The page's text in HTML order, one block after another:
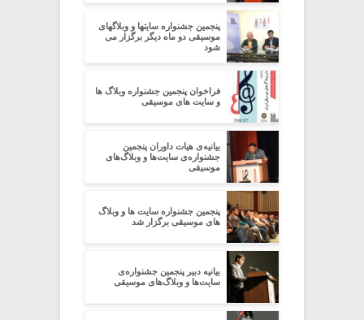
پنجمین جشنواره سایتها و وبلاگهای
موسیقی دو ماه دیگر برگزار می
شود
فراخوان پنجمین جشنواره وبلاگ ها
و سایت های موسیقی
بیانیه‌ی هیات داوران پنجمین
جشنواره‌ی سایت‌ها و وبلاگ‌های
موسیقی
پنجمین جشنواره سایت ها و وبلاگ
های موسیقی برگزار شد
بیانیه‌ دبیر پنجمین جشنواره‌ی
سایت‌ها و وبلاگ‌های موسیقی